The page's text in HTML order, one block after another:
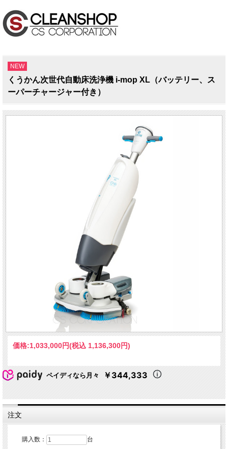
NEW
くうかん次世代自動床洗浄機 i-mop XL（バッテリー、ス
ーパーチャージャー付き）
価格:1,033,000円(税込 1,136,300円)
ペイディなら月々 ￥344,333
注文
購入数： 台